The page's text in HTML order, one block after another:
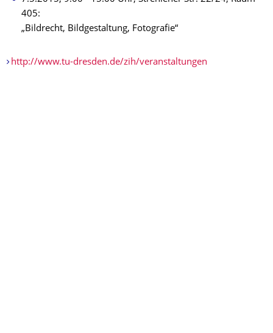
405:
„Bildrecht, Bildgestaltung, Fotografie“
http://www.tu-dresden.de/zih/veranstaltungen